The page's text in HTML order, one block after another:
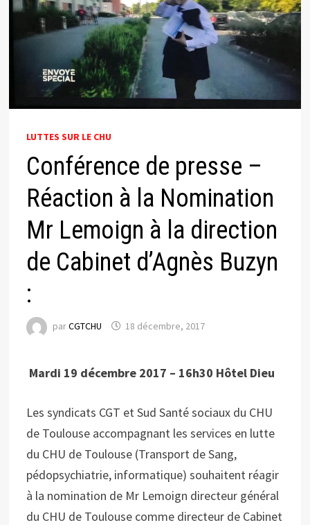
LUTTES SUR LE CHU
Conférence de presse –
Réaction à la Nomination
Mr Lemoign à la direction
de Cabinet d’Agnès Buzyn
:
parCGTCHU 18 décembre, 2017
Mardi 19 décembre 2017 – 16h30 Hôtel Dieu
Les syndicats CGT et Sud Santé sociaux du CHU
de Toulouse accompagnant les services en lutte
du CHU de Toulouse (Transport de Sang,
pédopsychiatrie, informatique) souhaitent réagir
à la nomination de Mr Lemoign directeur général
du CHU de Toulouse comme directeur de Cabinet